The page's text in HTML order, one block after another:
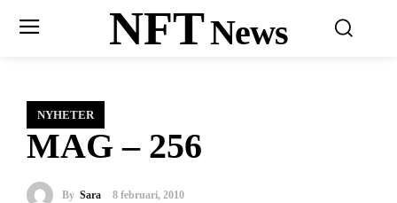
NFTNews
NYHETER
MAG – 256
By Sara 8 februari, 2010